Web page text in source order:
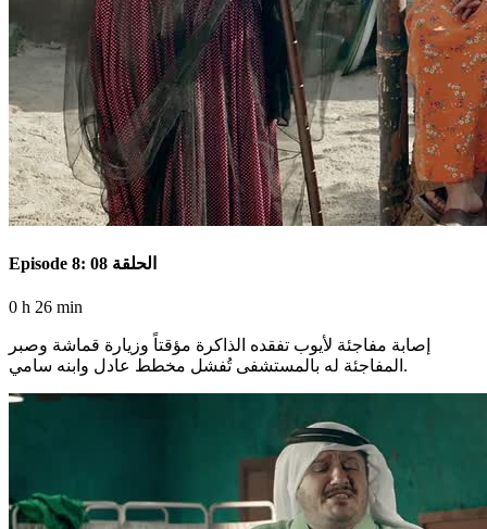
Episode 8: الحلقة 08
0 h 26 min
إصابة مفاجئة لأيوب تفقده الذاكرة مؤقتاً وزيارة قماشة وصبر
المفاجئة له بالمستشفى تُفشل مخطط عادل وابنه سامي.